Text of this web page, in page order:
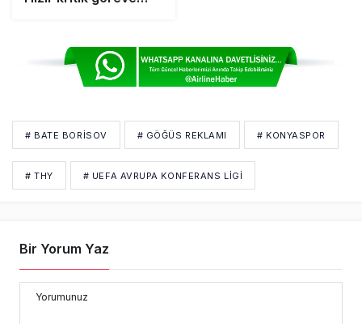
# BATE BORISOV # GÖĞÜS REKLAMI # KONYASPOR
# THY # UEFA AVRUPA KONFERANS LIGI
Bir Yorum Yaz
Yorumunuz